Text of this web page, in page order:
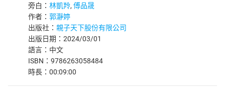
旁白： 林凱羚, 傅品晟
作者： 郭瀞婷
出版社： 親子天下股份有限公司
出版日期：2024/03/01
語言：中文
ISBN：9786263058484
時長：00:09:00